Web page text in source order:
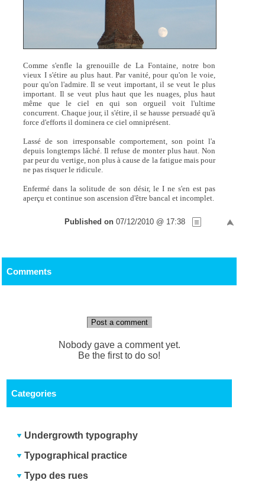
Comme s'enfle la grenouille de La Fontaine, notre bon
vieux I s'étire au plus haut. Par vanité, pour qu'on le voie,
pour qu'on l'admire. Il se veut important, il se veut le plus
important. Il se veut plus haut que les nuages, plus haut
même que le ciel en qui son orgueil voit l'ultime
concurrent. Chaque jour, il s'étire, il se hausse persuadé qu'à
force d'efforts il dominera ce ciel omniprésent.
Lassé de son irresponsable comportement, son point l'a
depuis longtemps lâché. Il refuse de monter plus haut. Non
par peur du vertige, non plus à cause de la fatigue mais pour
ne pas risquer le ridicule.
Enfermé dans la solitude de son désir, le I ne s'en est pas
aperçu et continue son ascension d'être bancal et incomplet.
Published on 07/12/2010 @ 17:38
Comments
Post a comment
Nobody gave a comment yet.
Be the first to do so!
Categories
Undergrowth typography
Typographical practice
Typo des rues